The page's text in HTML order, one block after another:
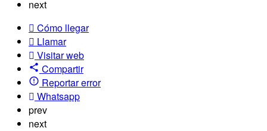
next
Cómo llegar
Llamar
Visitar web
Compartir
Reportar error
Whatsapp
prev
next